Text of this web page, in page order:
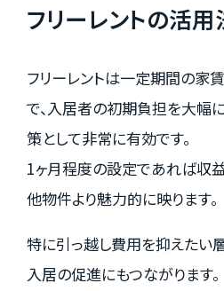
フリーレントの活用
フリーレントは一定期間の家
で、入居者の初期負担を大幅
策として非常に有効です。
1ヶ月程度の設定であれば収
他物件より魅力的に映ります。
特に引っ越し費用を抑えたい
入居の促進にもつながります。